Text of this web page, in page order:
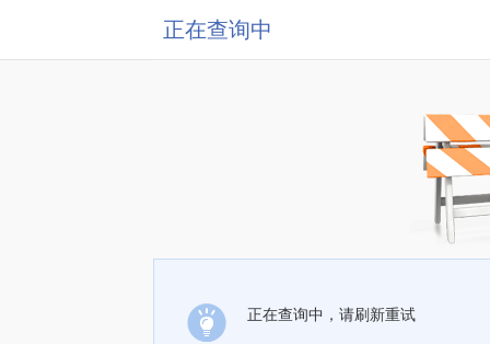
正在查询中
正在查询中，请刷新重试